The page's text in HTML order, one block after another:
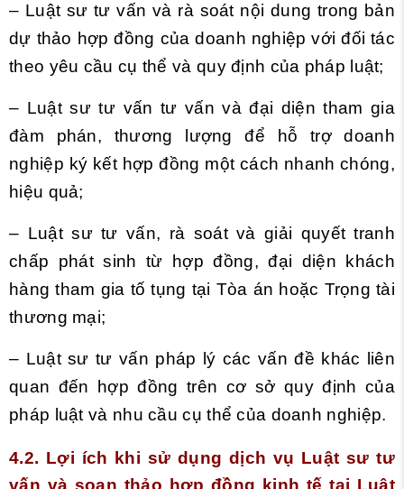
– Luật sư tư vấn và rà soát nội dung trong bản
dự thảo hợp đồng của doanh nghiệp với đối tác
theo yêu cầu cụ thể và quy định của pháp luật;
– Luật sư tư vấn tư vấn và đại diện tham gia
đàm phán, thương lượng để hỗ trợ doanh
nghiệp ký kết hợp đồng một cách nhanh chóng,
hiệu quả;
– Luật sư tư vấn, rà soát và giải quyết tranh
chấp phát sinh từ hợp đồng, đại diện khách
hàng tham gia tố tụng tại Tòa án hoặc Trọng tài
thương mại;
– Luật sư tư vấn pháp lý các vấn đề khác liên
quan đến hợp đồng trên cơ sở quy định của
pháp luật và nhu cầu cụ thể của doanh nghiệp.
4.2. Lợi ích khi sử dụng dịch vụ Luật sư tư
vấn và soạn thảo hợp đồng kinh tế tại Luật